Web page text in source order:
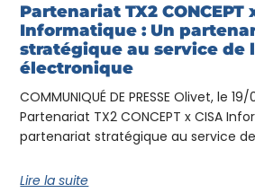
Partenariat TX2 CONCEPT
Informatique : Un
stratégique au service de
électronique
COMMUNIQUÉ DE PRESSE Olivet, le
Partenariat TX2 CONCEPT x CISA
partenariat stratégique au service
Lire la suite